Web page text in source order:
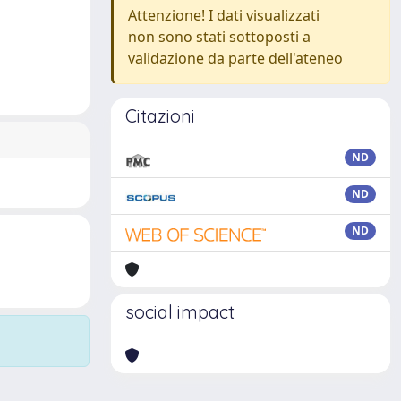
Attenzione! I dati visualizzati
non sono stati sottoposti a
validazione da parte dell'ateneo
Citazioni
ND
ND
ND
social impact